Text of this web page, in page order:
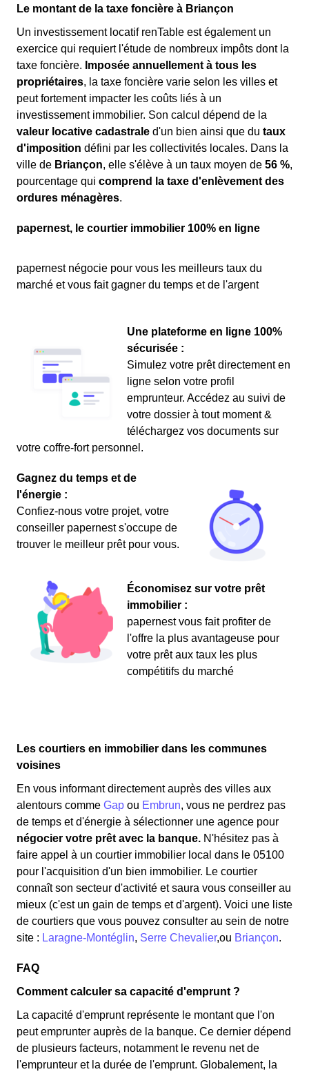
Le montant de la taxe foncière à Briançon
Un investissement locatif renTable est également un
exercice qui requiert l'étude de nombreux impôts dont la
taxe foncière. Imposée annuellement à tous les
propriétaires, la taxe foncière varie selon les villes et
peut fortement impacter les coûts liés à un
investissement immobilier. Son calcul dépend de la
valeur locative cadastrale d'un bien ainsi que du taux
d'imposition défini par les collectivités locales. Dans la
ville de Briançon, elle s'élève à un taux moyen de 56 %,
pourcentage qui comprend la taxe d'enlèvement des
ordures ménagères.
papernest, le courtier immobilier 100% en ligne
papernest négocie pour vous les meilleurs taux du
marché et vous fait gagner du temps et de l'argent
Une plateforme en ligne 100%
sécurisée :
Simulez votre prêt directement en
ligne selon votre profil
emprunteur. Accédez au suivi de
votre dossier à tout moment &
téléchargez vos documents sur
votre coffre-fort personnel.
Gagnez du temps et de
l'énergie :
Confiez-nous votre projet, votre
conseiller papernest s'occupe de
trouver le meilleur prêt pour vous.
Économisez sur votre prêt
immobilier :
papernest vous fait profiter de
l'offre la plus avantageuse pour
votre prêt aux taux les plus
compétitifs du marché
Les courtiers en immobilier dans les communes
voisines
En vous informant directement auprès des villes aux
alentours comme Gap ou Embrun, vous ne perdrez pas
de temps et d'énergie à sélectionner une agence pour
négocier votre prêt avec la banque. N'hésitez pas à
faire appel à un courtier immobilier local dans le 05100
pour l'acquisition d'un bien immobilier. Le courtier
connaît son secteur d'activité et saura vous conseiller au
mieux (c'est un gain de temps et d'argent). Voici une liste
de courtiers que vous pouvez consulter au sein de notre
site : Laragne-Montéglin, Serre Chevalier,ou Briançon.
FAQ
Comment calculer sa capacité d'emprunt ?
La capacité d'emprunt représente le montant que l'on
peut emprunter auprès de la banque. Ce dernier dépend
de plusieurs facteurs, notamment le revenu net de
l'emprunteur et la durée de l'emprunt. Globalement, la